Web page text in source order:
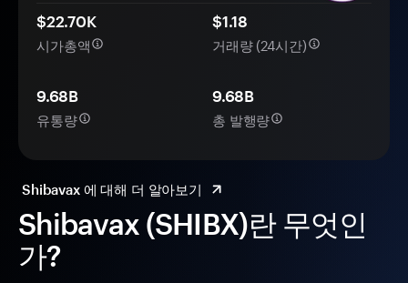
Shibavax (SHIBX)란 무엇인
가?
$22.70K
시가총액
$1.18
거래량 (24시간)
9.68B
유통량
9.68B
총 발행량
Shibavax 에 대해 더 알아보기